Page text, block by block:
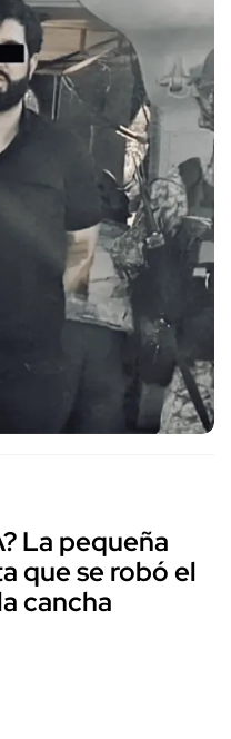
La pequeña
que se robó el
cancha